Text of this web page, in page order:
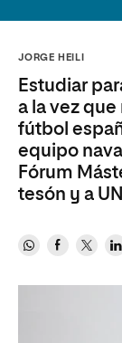
JORGE HEILI
Estudiar
a la vez
fútbol
equipo
Fórum
tesón y a